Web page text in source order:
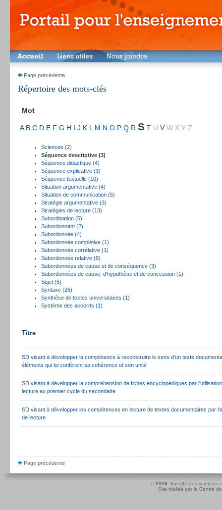
Page précédente
Répertoire des mots-clés
Mot
A B C D E F G H I J K L M N O P Q R S T U V W X Y Z
Sciences (2)
Séquence descriptive (3)
Séquence didactique (4)
Séquence explicative (3)
Séquence textuelle (10)
Situation argumentative (4)
Situation de communication (5)
Stratégie argumentative (3)
Stratégies de lecture (13)
Subordination (5)
Subordonnant (2)
Subordonnée (4)
Subordonnée complétive (1)
Subordonnée corrélative (1)
Subordonnée relative (9)
Subordonnées de cause et de conséquence (3)
Subordonnées de cause, d'hypothèse et de concession (1)
Sujet (5)
Syntaxe (26)
Synthèse de textes universitaires (1)
Système des accords (1)
Titre
SD visant à développer la complétence à reconstruire le sens d'un texte
éléments qui lui confèrent sa cohérence et son unité
SD visant à développer la compréhension de fiches encyclopédiques par
lecture au premier cycle du secondaire
SD visant à développer les compétences en lecture de textes documentaires par
de lecture
Page précédente
© 2026.
Faculté des sciences
Site réalisé par le Centre